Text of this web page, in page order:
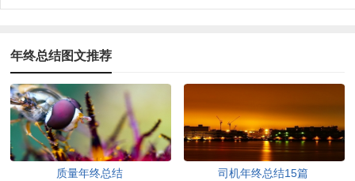
年终总结图文推荐
质量年终总结 司机年终总结15篇